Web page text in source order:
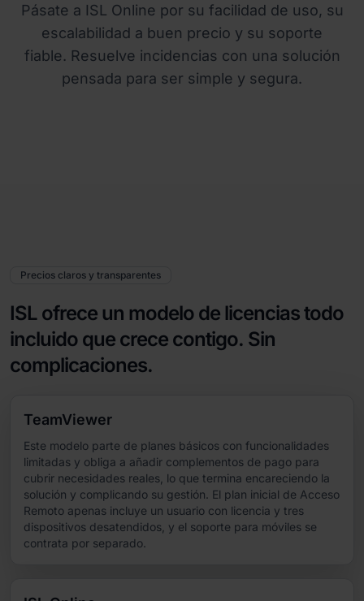
Pásate a ISL Online por su facilidad de uso, su
escalabilidad a buen precio y su soporte
fiable. Resuelve incidencias con una solución
pensada para ser simple y segura.
Precios claros y transparentes
ISL ofrece un modelo de licencias todo
incluido que crece contigo. Sin
complicaciones.
TeamViewer
Este modelo parte de planes básicos con funcionalidades
limitadas y obliga a añadir complementos de pago para
cubrir necesidades reales, lo que termina encareciendo la
solución y complicando su gestión. El plan inicial de Acceso
Remoto apenas incluye un usuario con licencia y tres
dispositivos desatendidos, y el soporte para móviles se
contrata por separado.